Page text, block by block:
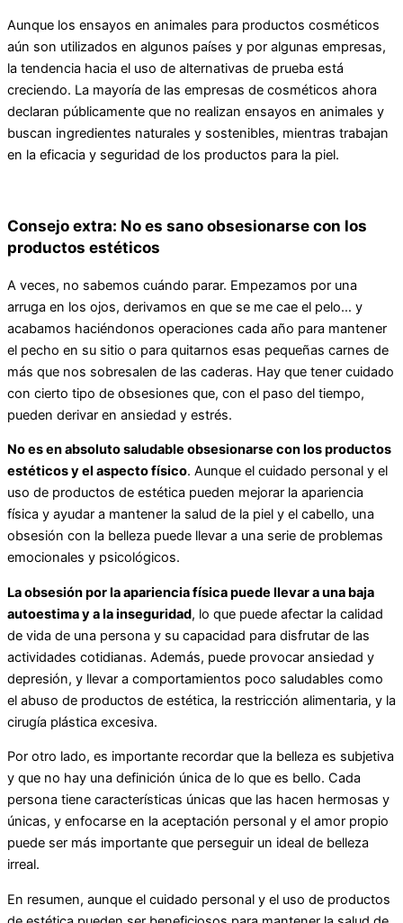
Aunque los ensayos en animales para productos cosméticos
aún son utilizados en algunos países y por algunas empresas,
la tendencia hacia el uso de alternativas de prueba está
creciendo. La mayoría de las empresas de cosméticos ahora
declaran públicamente que no realizan ensayos en animales y
buscan ingredientes naturales y sostenibles, mientras trabajan
en la eficacia y seguridad de los productos para la piel.
Consejo extra: No es sano obsesionarse con los
productos estéticos
A veces, no sabemos cuándo parar. Empezamos por una
arruga en los ojos, derivamos en que se me cae el pelo… y
acabamos haciéndonos operaciones cada año para mantener
el pecho en su sitio o para quitarnos esas pequeñas carnes de
más que nos sobresalen de las caderas. Hay que tener cuidado
con cierto tipo de obsesiones que, con el paso del tiempo,
pueden derivar en ansiedad y estrés.
No es en absoluto saludable obsesionarse con los productos
estéticos y el aspecto físico. Aunque el cuidado personal y el
uso de productos de estética pueden mejorar la apariencia
física y ayudar a mantener la salud de la piel y el cabello, una
obsesión con la belleza puede llevar a una serie de problemas
emocionales y psicológicos.
La obsesión por la apariencia física puede llevar a una baja
autoestima y a la inseguridad, lo que puede afectar la calidad
de vida de una persona y su capacidad para disfrutar de las
actividades cotidianas. Además, puede provocar ansiedad y
depresión, y llevar a comportamientos poco saludables como
el abuso de productos de estética, la restricción alimentaria, y la
cirugía plástica excesiva.
Por otro lado, es importante recordar que la belleza es subjetiva
y que no hay una definición única de lo que es bello. Cada
persona tiene características únicas que las hacen hermosas y
únicas, y enfocarse en la aceptación personal y el amor propio
puede ser más importante que perseguir un ideal de belleza
irreal.
En resumen, aunque el cuidado personal y el uso de productos